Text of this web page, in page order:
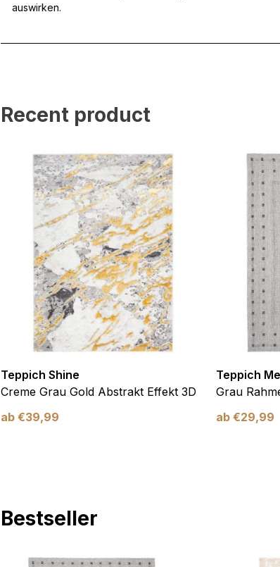
auswirken.
Recent product
Teppich Shine
Creme Grau Gold Abstrakt Effekt 3D
ab €39,99
Teppich
Grau
ab €29,99
Bestseller
Statistik-Cookies helfen Website-Betreibern zu
Marketing-Cookies werden verwendet, um
Werbetreibende Dritter sind.
Nicht kategorisiert.
Andere nicht kategorisierte Cookies sind
Alle ablehnen